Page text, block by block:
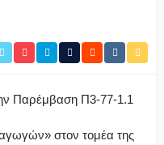
Παρέμβαση Π3-77-1.1
στον τομέα της